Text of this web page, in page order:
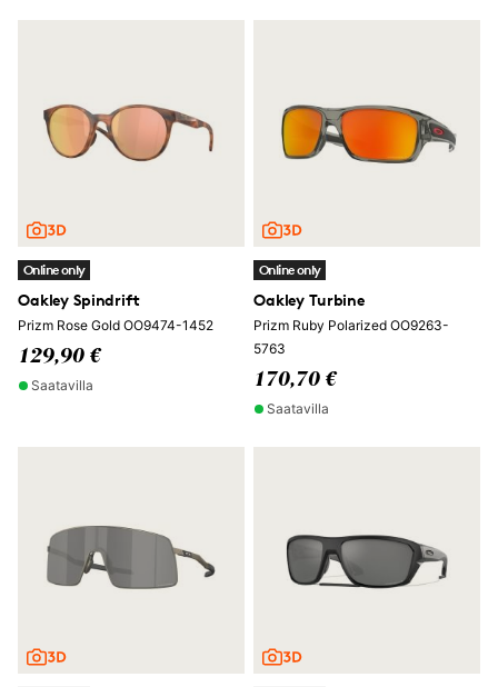
Online only
Oakley Spindrift
Prizm Rose Gold OO9474-1452
129,90 €
Saatavilla
Online only
Oakley Turbine
Prizm Ruby Polarized OO9263-
5763
170,70 €
Saatavilla